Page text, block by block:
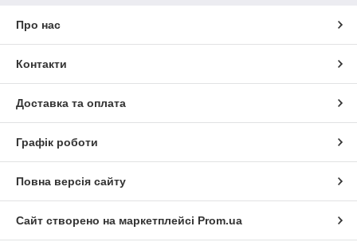
Про нас
Контакти
Доставка та оплата
Графік роботи
Повна версія сайту
Сайт створено на маркетплейсі Prom.ua